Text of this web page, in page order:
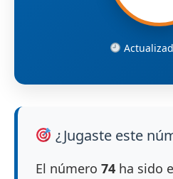
¿Jugaste este
El número 74 ha sido